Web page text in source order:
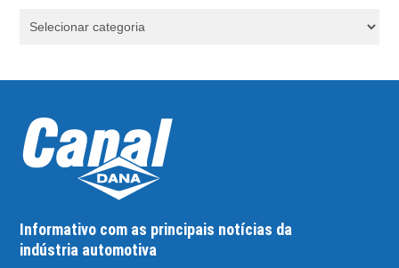
Informativo com as principais notícias da
indústria automotiva